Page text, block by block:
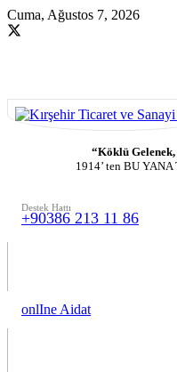
Cuma, Ağustos 7, 2026
“Köklü
1914’ ten BU
Destek Hattı
+90386 213 11 86
onlIne Aidat